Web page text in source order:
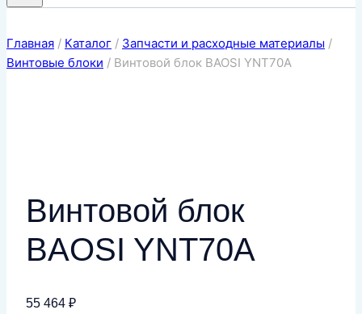
Главная / Каталог / Запчасти и расходные материалы /
Винтовые блоки / Винтовой блок BAOSI YNT70A
Винтовой блок
BAOSI YNT70A
55 464 ₽